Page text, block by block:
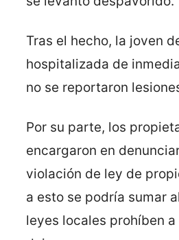
Tras el hecho, la joven
hospitalizada de
no se reportaron
Por su parte, los
encargaron en
violación de ley de
a esto se podría sumar
leyes locales prohíben